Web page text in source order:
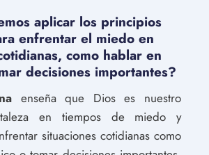
aplicar los principios
enfrentar el miedo en
como hablar en
decisiones importantes?
enseña que Dios es nuestro
en tiempos de miedo y
situaciones cotidianas como